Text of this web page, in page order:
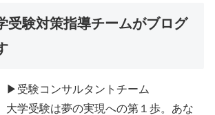
受験対策指導チームがブログ
▶受験コンサルタントチーム
大学受験は夢の実現への第１歩。あな